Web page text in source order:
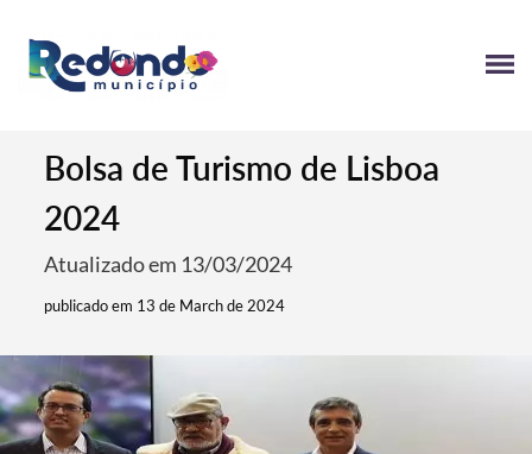
Bolsa de Turismo de Lisboa
2024
Atualizado em 13/03/2024
publicado em 13 de March de 2024